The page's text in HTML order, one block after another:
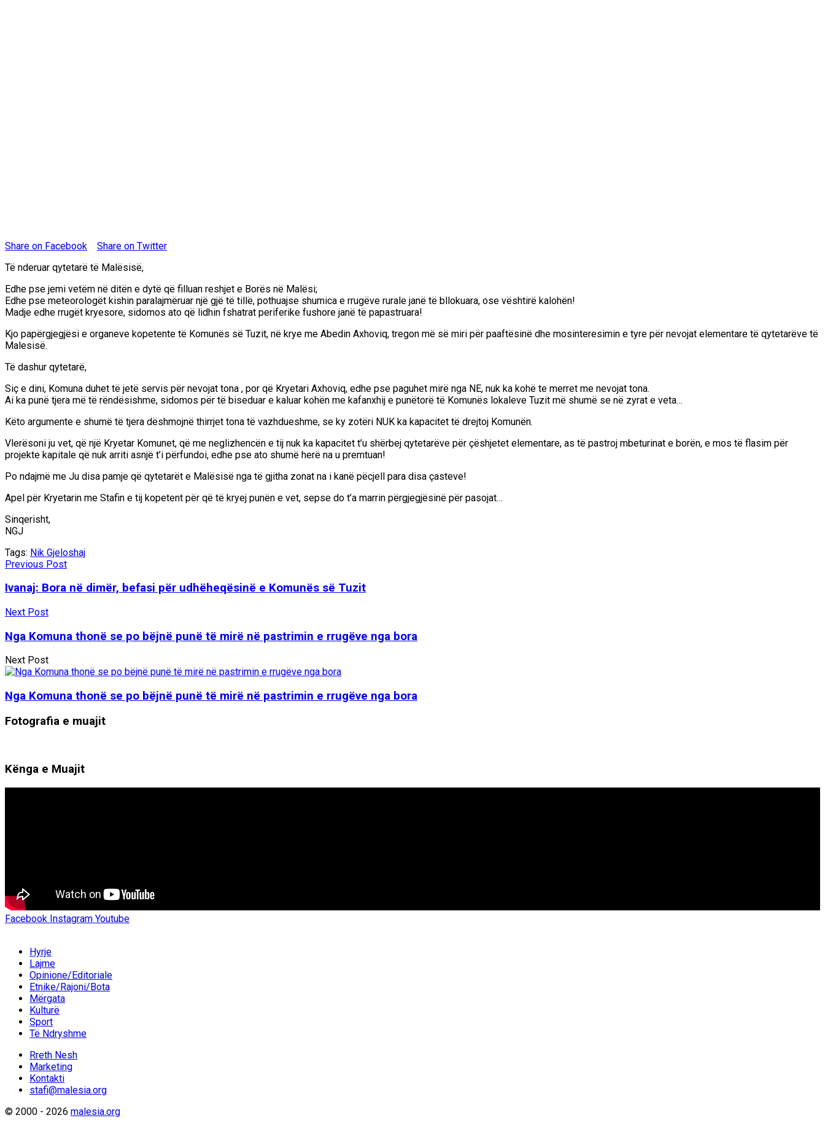
Share on Facebook
Share on Twitter
Të nderuar qytetarë të Malësisë,
Edhe pse jemi vetëm në ditën e dytë që filluan reshjet e Borës në Malësi;
Edhe pse meteorologët kishin paralajmëruar një gjë të tillë, pothuajse shumica e rrugëve rurale janë të bllokuara, ose vështirë kalohën!
Madje edhe rrugët kryesore, sidomos ato që lidhin fshatrat periferike fushore janë të papastruara!
Kjo papërgjegjësi e organeve kopetente të Komunës së Tuzit, në krye me Abedin Axhoviq, tregon më së miri për paaftësinë dhe mosinteresimin e tyre për nevojat elementare të qytetarëve të
Malesisë.
Të dashur qytetarë,
Siç e dini, Komuna duhet të jetë servis për nevojat tona , por që Kryetari Axhoviq, edhe pse paguhet mirë nga NE, nuk ka kohë te merret me nevojat tona.
Ai ka punë tjera më të rëndësishme, sidomos për të biseduar e kaluar kohën me kafanxhij e punëtorë të Komunës lokaleve Tuzit më shumë se në zyrat e veta…
Këto argumente e shumë të tjera dëshmojnë thirrjet tona të vazhdueshme, se ky zotëri NUK ka kapacitet të drejtoj Komunën.
Vlerësoni ju vet, që një Kryetar Komunet, që me neglizhencën e tij nuk ka kapacitet t’u shërbej qytetarëve për çëshjetet elementare, as të pastroj mbeturinat e borën, e mos të flasim për
projekte kapitale që nuk arriti asnjë t’i përfundoi, edhe pse ato shumë herë na u premtuan!
Po ndajmë me Ju disa pamje që qytetarët e Malësisë nga të gjitha zonat na i kanë pëcjell para disa çasteve!
Apel për Kryetarin me Stafin e tij kopetent për që të kryej punën e vet, sepse do t’a marrin përgjegjësinë për pasojat…
Sinqerisht,
NGJ
Tags: Nik Gjeloshaj
Previous Post
Ivanaj: Bora në dimër, befasi për udhëheqësinë e Komunës së Tuzit
Next Post
Nga Komuna thonë se po bëjnë punë të mirë në pastrimin e rrugëve nga bora
Next Post
Nga Komuna thonë se po bëjnë punë të mirë në pastrimin e rrugëve nga bora
Fotografia e muajit
Kënga e Muajit
Facebook Instagram Youtube
Hyrje
Lajme
Opinione/Editoriale
Etnike/Rajoni/Bota
Mërgata
Kulturë
Sport
Të Ndryshme
Rreth Nesh
Marketing
Kontakti
stafi@malesia.org
© 2000 - 2026 malesia.org